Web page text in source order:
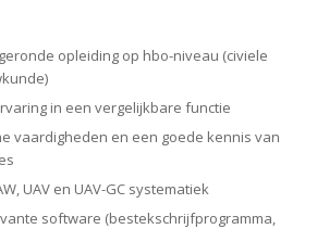
opleiding op hbo-niveau (civiele
in een vergelijkbare functie
vaardigheden en een goede kennis van
UAV en UAV-GC systematiek
software (bestekschrijfprogramma,